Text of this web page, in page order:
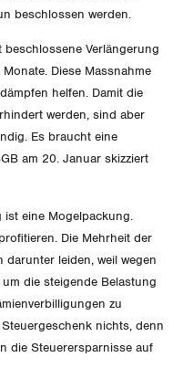
beschlossen werden.
Verlängerung
Diese Massnahme
helfen. Damit die
werden, sind aber
Es braucht eine
am 20. Januar skizziert
eine Mogelpackung.
Die Mehrheit der
darunter leiden, weil wegen
die steigende Belastung
zu
nichts, denn
die Steuerersparnisse auf